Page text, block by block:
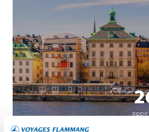
Über Nacht in Stockholm
8 Länder in 11 Tagen
Kulturhauptstädte
MEHR ERFAHREN